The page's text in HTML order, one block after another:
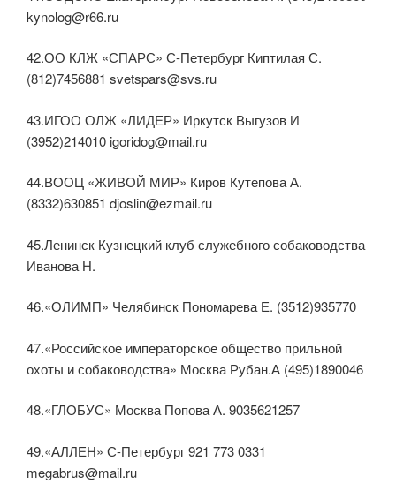
kynolog@r66.ru
42.ОО КЛЖ «СПАРС» С-Петербург Киптилая С.
(812)7456881 svetspars@svs.ru
43.ИГОО ОЛЖ «ЛИДЕР» Иркутск Выгузов И
(3952)214010 igoridog@mail.ru
44.ВООЦ «ЖИВОЙ МИР» Киров Кутепова А.
(8332)630851 djoslin@ezmail.ru
45.Ленинск Кузнецкий клуб служебного собаководства
Иванова Н.
46.«ОЛИМП» Челябинск Пономарева Е. (3512)935770
47.«Российское императорское общество прильной
охоты и собаководства» Москва Рубан.А (495)1890046
48.«ГЛОБУС» Москва Попова А. 9035621257
49.«АЛЛЕН» С-Петербург 921 773 0331
megabrus@mail.ru